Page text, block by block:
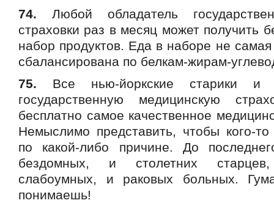
74. Любой обладатель
страховки раз в месяц может получить
набор продуктов. Еда в наборе не
сбалансирована по белкам-жирам-
75. Все нью-йоркские старики и
государственную медицинскую
бесплатно самое качественное
Немыслимо представить, чтобы кого-то
по какой-либо причине. До
бездомных, и столетних
слабоумных, и раковых больных.
понимаешь!